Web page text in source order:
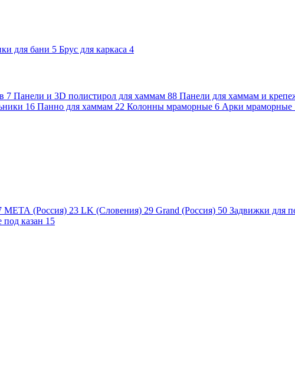
для бани 5 Брус для каркаса 4
7 Панели и 3D полистирол для хаммам 88 Панели для хаммам и
16 Панно для хаммам 22 Колонны мраморные 6 Арки мраморные
МЕТА (Россия) 23 LK (Словения) 29 Grand (Россия) 50 Задвижки для
казан 15